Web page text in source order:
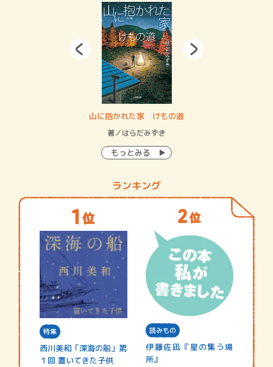
山に抱かれた家 けもの道
著／はらだみずき
もっとみる
ランキング
特集
西川美和「深海の船」第
１回 置いてきた子供
読みもの
伊藤佐凪『星の集う場
所』